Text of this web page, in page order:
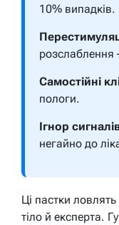
10% випадків.
розслаблення
Самостійні
пологи.
Ігнор
негайно до
Ці пастки
тіло й експерта.